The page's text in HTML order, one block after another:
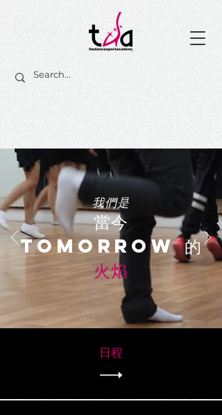
我們是
當今
TOMORROW的
火焰
日程